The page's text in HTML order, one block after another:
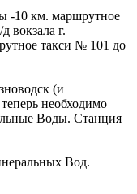
-10 км. маршрутное
вокзала г.
такси № 101 до
(и
необходимо
Воды. Станция
Вод.